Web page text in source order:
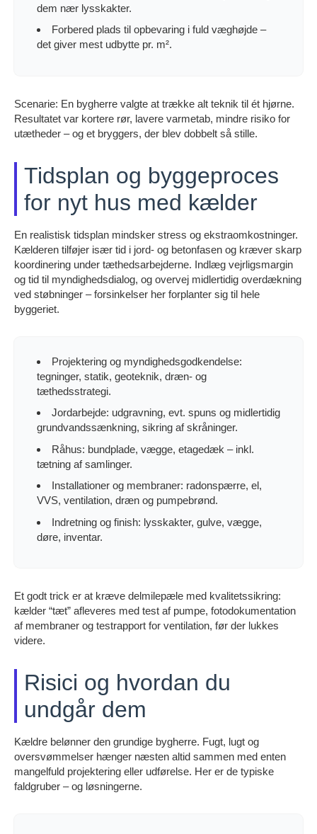
dem nær lysskakter.
Forbered plads til opbevaring i fuld væghøjde –
det giver mest udbytte pr. m².
Scenarie: En bygherre valgte at trække alt teknik til ét hjørne.
Resultatet var kortere rør, lavere varmetab, mindre risiko for
utætheder – og et bryggers, der blev dobbelt så stille.
Tidsplan og byggeproces
for nyt hus med kælder
En realistisk tidsplan mindsker stress og ekstraomkostninger.
Kælderen tilføjer især tid i jord- og betonfasen og kræver skarp
koordinering under tæthedsarbejderne. Indlæg vejrligsmargin
og tid til myndighedsdialog, og overvej midlertidig overdækning
ved støbninger – forsinkelser her forplanter sig til hele
byggeriet.
Projektering og myndighedsgodkendelse:
tegninger, statik, geoteknik, dræn- og
tæthedsstrategi.
Jordarbejde: udgravning, evt. spuns og midlertidig
grundvandssænkning, sikring af skråninger.
Råhus: bundplade, vægge, etagedæk – inkl.
tætning af samlinger.
Installationer og membraner: radonspærre, el,
VVS, ventilation, dræn og pumpebrønd.
Indretning og finish: lysskakter, gulve, vægge,
døre, inventar.
Et godt trick er at kræve delmilepæle med kvalitetssikring:
kælder “tæt” afleveres med test af pumpe, fotodokumentation
af membraner og testrapport for ventilation, før der lukkes
videre.
Risici og hvordan du
undgår dem
Kældre belønner den grundige bygherre. Fugt, lugt og
oversvømmelser hænger næsten altid sammen med enten
mangelfuld projektering eller udførelse. Her er de typiske
faldgruber – og løsningerne.